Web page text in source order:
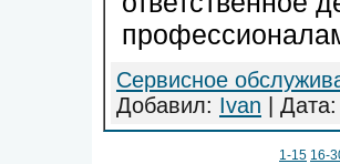
Сервисное
Добавил: Ivan |
1-15 16-